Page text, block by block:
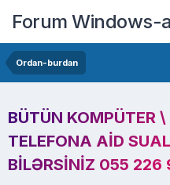
Forum Windows-
Ordan-burdan
BÜTÜN KOMPÜTER
TELEFONA AID
BILƏRSINIZ 055 226